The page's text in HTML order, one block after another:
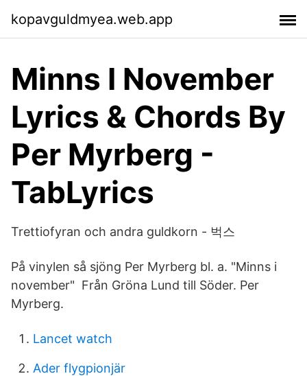
kopavguldmyea.web.app
Minns I November
Lyrics & Chords By
Per Myrberg -
TabLyrics
Trettiofyran och andra guldkorn - 벅스
På vinylen så sjöng Per Myrberg bl. a. "Minns i
november" Från Gröna Lund till Söder. Per
Myrberg.
Lancet watch
Ader flygpionjär